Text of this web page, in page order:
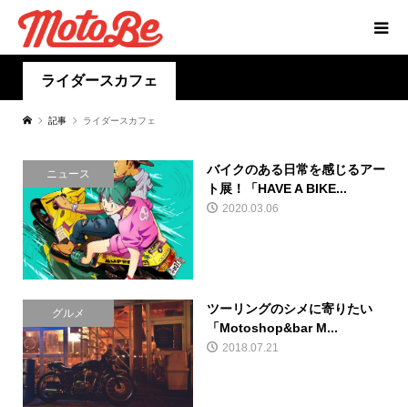
ライダースカフェ
記事 ライダースカフェ
ニュース
バイクのある日常を感じるアー
ト展！「HAVE A BIKE...
2020.03.06
グルメ
ツーリングのシメに寄りたい
「Motoshop&bar M...
2018.07.21